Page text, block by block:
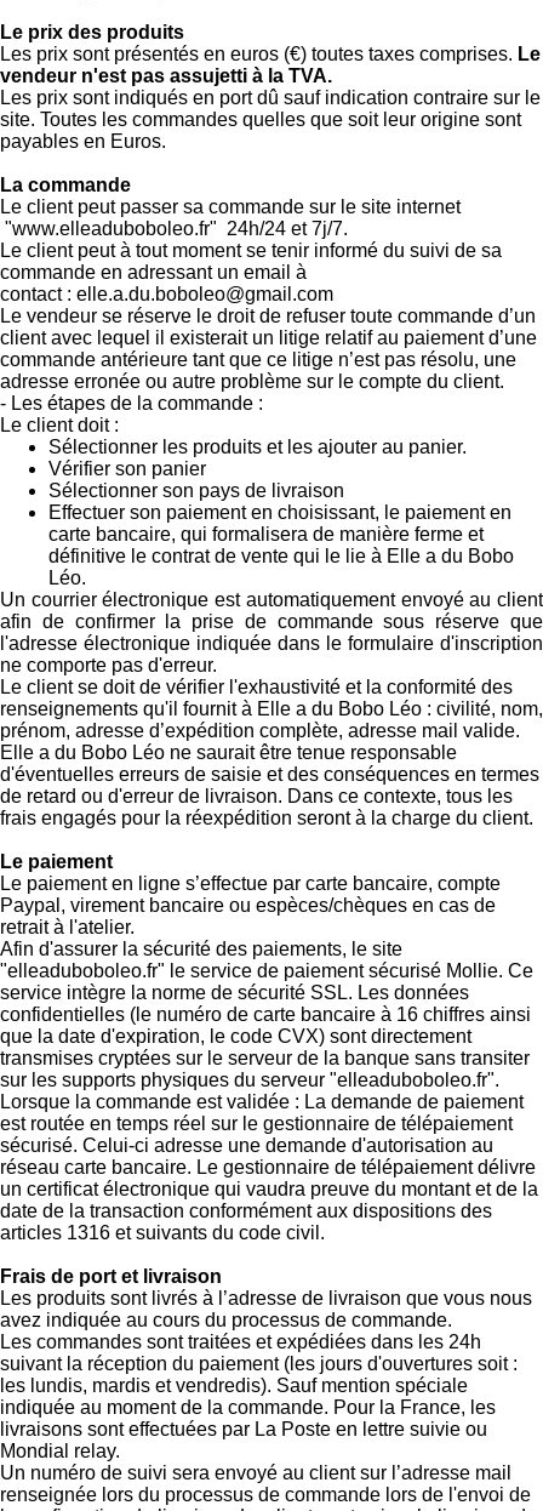
Le prix des produits
Les prix sont présentés en euros (€) toutes taxes comprises. Le
vendeur n'est pas assujetti à la TVA.
Les prix sont indiqués en port dû sauf indication contraire sur le
site. Toutes les commandes quelles que soit leur origine sont
payables en Euros.
La commande
Le client peut passer sa commande sur le site internet
"www.elleaduboboleo.fr" 24h/24 et 7j/7.
Le client peut à tout moment se tenir informé du suivi de sa
commande en adressant un email à
contact : elle.a.du.boboleo@gmail.com
Le vendeur se réserve le droit de refuser toute commande d’un
client avec lequel il existerait un litige relatif au paiement d’une
commande antérieure tant que ce litige n’est pas résolu, une
adresse erronée ou autre problème sur le compte du client.
- Les étapes de la commande :
Le client doit :
Sélectionner les produits et les ajouter au panier.
Vérifier son panier
Sélectionner son pays de livraison
Effectuer son paiement en choisissant, le paiement en
carte bancaire, qui formalisera de manière ferme et
définitive le contrat de vente qui le lie à Elle a du Bobo
Léo.
Un courrier électronique est automatiquement envoyé au client
afin de confirmer la prise de commande sous réserve que
l'adresse électronique indiquée dans le formulaire d'inscription
ne comporte pas d'erreur.
Le client se doit de vérifier l'exhaustivité et la conformité des
renseignements qu'il fournit à Elle a du Bobo Léo : civilité, nom,
prénom, adresse d’expédition complète, adresse mail valide.
Elle a du Bobo Léo ne saurait être tenue responsable
d'éventuelles erreurs de saisie et des conséquences en termes
de retard ou d'erreur de livraison. Dans ce contexte, tous les
frais engagés pour la réexpédition seront à la charge du client.
Le paiement
Le paiement en ligne s’effectue par carte bancaire, compte
Paypal, virement bancaire ou espèces/chèques en cas de
retrait à l'atelier.
Afin d'assurer la sécurité des paiements, le site
"elleaduboboleo.fr" le service de paiement sécurisé Mollie. Ce
service intègre la norme de sécurité SSL. Les données
confidentielles (le numéro de carte bancaire à 16 chiffres ainsi
que la date d'expiration, le code CVX) sont directement
transmises cryptées sur le serveur de la banque sans transiter
sur les supports physiques du serveur "elleaduboboleo.fr".
Lorsque la commande est validée : La demande de paiement
est routée en temps réel sur le gestionnaire de télépaiement
sécurisé. Celui-ci adresse une demande d'autorisation au
réseau carte bancaire. Le gestionnaire de télépaiement délivre
un certificat électronique qui vaudra preuve du montant et de la
date de la transaction conformément aux dispositions des
articles 1316 et suivants du code civil.
Frais de port et livraison
Les produits sont livrés à l’adresse de livraison que vous nous
avez indiquée au cours du processus de commande.
Les commandes sont traitées et expédiées dans les 24h
suivant la réception du paiement (les jours d'ouvertures soit :
les lundis, mardis et vendredis). Sauf mention spéciale
indiquée au moment de la commande. Pour la France, les
livraisons sont effectuées par La Poste en lettre suivie ou
Mondial relay.
Un numéro de suivi sera envoyé au client sur l’adresse mail
renseignée lors du processus de commande lors de l'envoi de